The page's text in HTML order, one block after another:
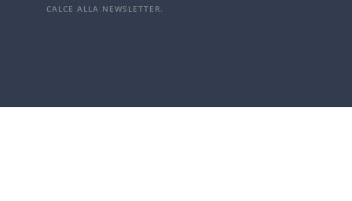
CALCE ALLA NEWSLETTER.